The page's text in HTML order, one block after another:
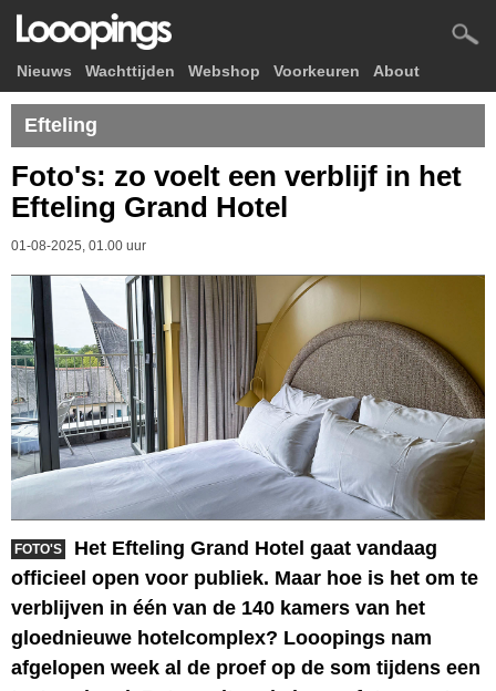
Nieuws Wachttijden Webshop Voorkeuren About
Efteling
Foto's: zo voelt een verblijf in het
Efteling Grand Hotel
01-08-2025, 01.00 uur
FOTO'S
Het Efteling Grand Hotel gaat vandaag
officieel open voor publiek. Maar hoe is het om te
verblijven in één van de 140 kamers van het
gloednieuwe hotelcomplex? Looopings nam
afgelopen week al de proef op de som tijdens een